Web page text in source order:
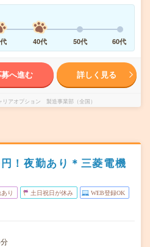
40代 50代 60代
へ進む 詳しく見る
リアオプション 製造事業部（全国）
！夜勤あり＊三菱電機
り 土日祝日が休み WEB登録OK